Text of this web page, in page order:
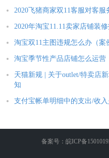
2020飞猪商家双11客服对客
2020年淘宝11.11卖家店铺装
淘宝双11主图违规怎么办（案
淘宝季节性产品店铺怎么运营
天猫新规 | 关于outlet/特卖店
知
支付宝帐单明细中的支出/收入
备案号：皖ICP备